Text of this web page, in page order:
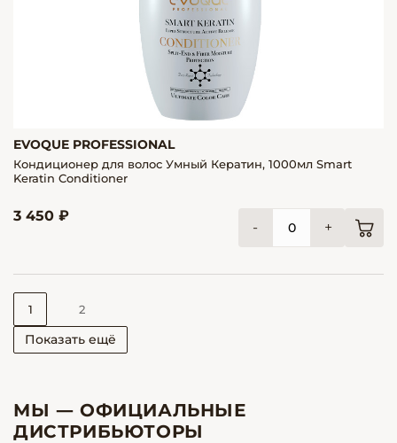
EVOQUE PROFESSIONAL
Кондиционер для волос Умный Кератин, 1000мл Smart
Keratin Conditioner
3 450 ₽
- +
Показать ещё
1 2
МЫ — ОФИЦИАЛЬНЫЕ
ДИСТРИБЬЮТОРЫ